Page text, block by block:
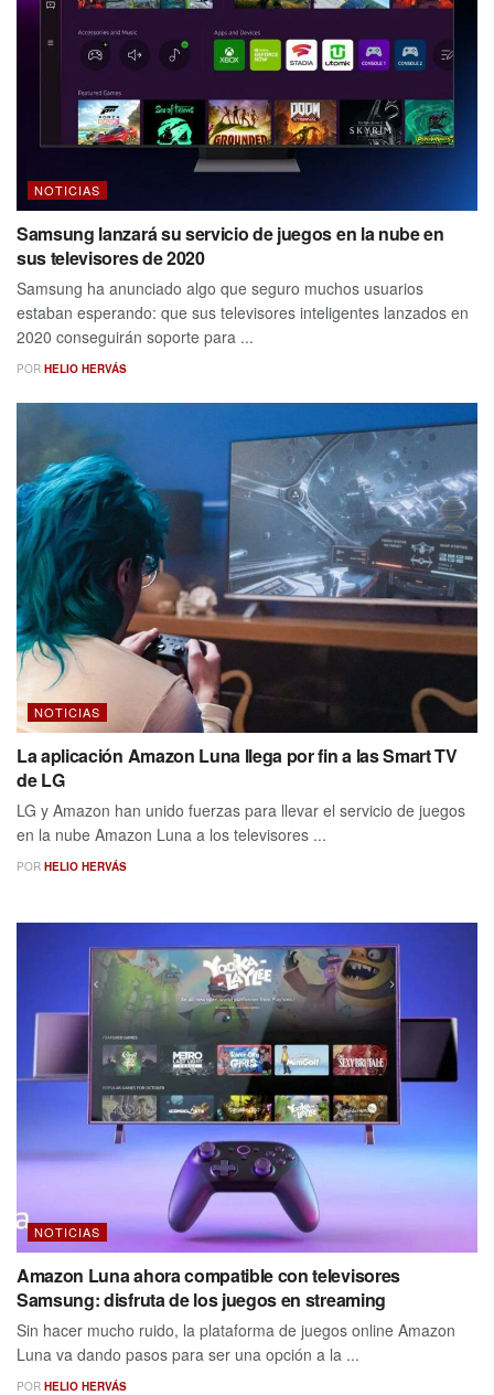
NOTICIAS
Samsung lanzará su servicio de juegos en la nube en
sus televisores de 2020
Samsung ha anunciado algo que seguro muchos usuarios
estaban esperando: que sus televisores inteligentes lanzados en
2020 conseguirán soporte para ...
POR HELIO HERVÁS
NOTICIAS
La aplicación Amazon Luna llega por fin a las Smart TV
de LG
LG y Amazon han unido fuerzas para llevar el servicio de juegos
en la nube Amazon Luna a los televisores ...
POR HELIO HERVÁS
NOTICIAS
Amazon Luna ahora compatible con televisores
Samsung: disfruta de los juegos en streaming
Sin hacer mucho ruido, la plataforma de juegos online Amazon
Luna va dando pasos para ser una opción a la ...
POR HELIO HERVÁS